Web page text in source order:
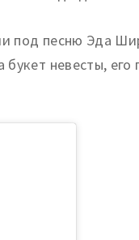
под песню Эда
невесты, его